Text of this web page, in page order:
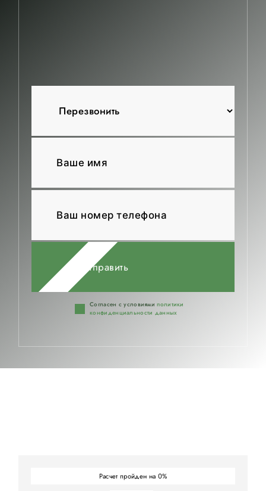
Отправить
Согласен с условиямиполитики
конфиденциальности данных
Расчет пройден на 0%